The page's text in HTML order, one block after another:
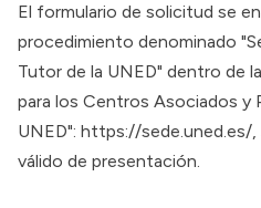
El formulario de solicitud se
procedimiento denominado
Tutor de la UNED" dentro de
para los Centros Asociados y
UNED": https://sede.uned.es/
válido de presentación.